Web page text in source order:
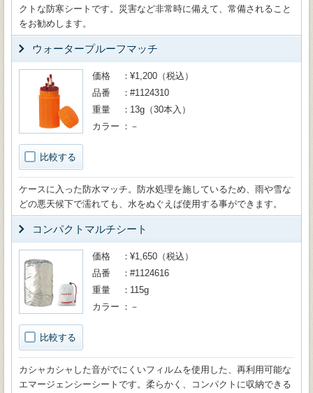
クトな防寒シートです。災害など非常時に備えて、常備されること
をお勧めします。
ウォータープルーフマッチ
比較する
価格
¥1,200（税込）
品番
#1124310
重量
13g（30本入）
カラー
－
ケースに入った防水マッチ。防水処理を施しているため、雨や雪な
どの悪天候下で濡れても、水をぬぐえば使用する事ができます。
コンパクトマルチシート
比較する
価格
¥1,650（税込）
品番
#1124616
重量
115g
カラー
－
カシャカシャした音がでにくいフィルムを使用した、再利用可能な
エマージェンシーシートです。柔らかく、コンパクトに収納できる